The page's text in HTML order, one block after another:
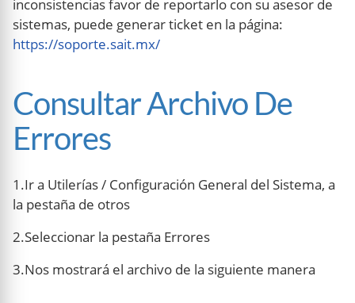
inconsistencias favor de reportarlo con su asesor de
sistemas, puede generar ticket en la página:
https://soporte.sait.mx/
Consultar Archivo De
Errores
1.Ir a Utilerías / Configuración General del Sistema, a
la pestaña de otros
2.Seleccionar la pestaña Errores
3.Nos mostrará el archivo de la siguiente manera